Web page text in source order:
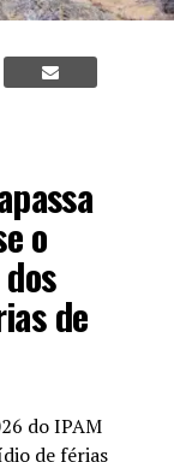
o
de
do IPAM
de férias